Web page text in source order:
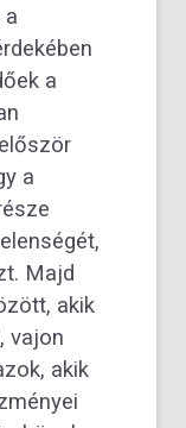
a
a
a
Majd
akik
vajon
akik